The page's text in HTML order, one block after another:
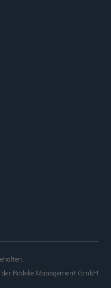
der Radeke Management GmbH